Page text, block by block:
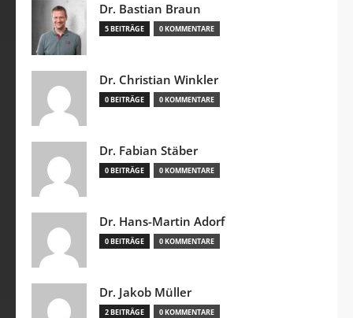
Dr. Bastian Braun
5 BEITRÄGE 0 KOMMENTARE
Dr. Christian Winkler
0 BEITRÄGE 0 KOMMENTARE
Dr. Fabian Stäber
0 BEITRÄGE 0 KOMMENTARE
Dr. Hans-Martin Adorf
0 BEITRÄGE 0 KOMMENTARE
Dr. Jakob Müller
2 BEITRÄGE 0 KOMMENTARE